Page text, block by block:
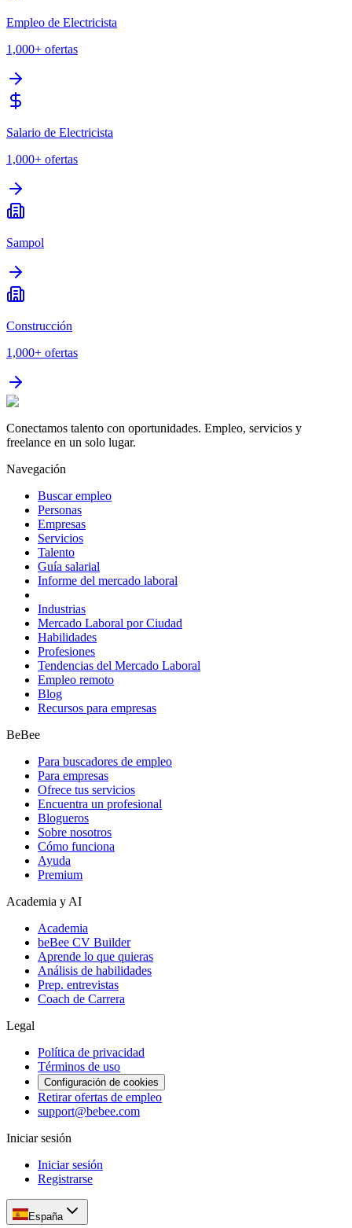
Empleo de Electricista
1,000+ ofertas
Salario de Electricista
1,000+ ofertas
Sampol
Construcción
1,000+ ofertas
Conectamos talento con oportunidades. Empleo, servicios y
freelance en un solo lugar.
Navegación
Buscar empleo
Personas
Empresas
Servicios
Talento
Guía salarial
Informe del mercado laboral
Industrias
Mercado Laboral por Ciudad
Habilidades
Profesiones
Tendencias del Mercado Laboral
Empleo remoto
Blog
Recursos para empresas
BeBee
Para buscadores de empleo
Para empresas
Ofrece tus servicios
Encuentra un profesional
Blogueros
Sobre nosotros
Cómo funciona
Ayuda
Premium
Academia y AI
Academia
beBee CV Builder
Aprende lo que quieras
Análisis de habilidades
Prep. entrevistas
Coach de Carrera
Legal
Política de privacidad
Términos de uso
Configuración de cookies
Retirar ofertas de empleo
support@bebee.com
Iniciar sesión
Iniciar sesión
Registrarse
España